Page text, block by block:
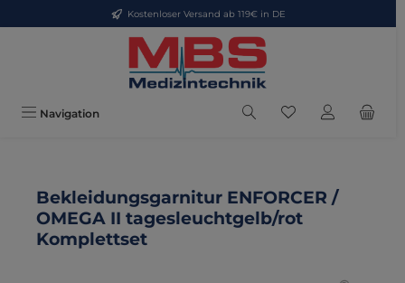
Zum Hauptinhalt springenKostenloser Versand ab 119€ in DE
Navigation Du hast 0
Bekleidungsgarnitur ENFORCER /
OMEGA II tagesleuchtgelb/rot
Komplettset